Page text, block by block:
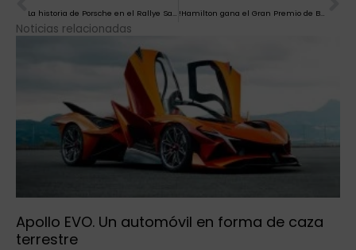
La historia de Porsche en el Rallye Safari del ´78 !Hamilton gana el Gran Premio de Bahrein en un polémico final contra Verstappen!
Noticias relacionadas
Apollo EVO. Un automóvil en forma de caza
terrestre